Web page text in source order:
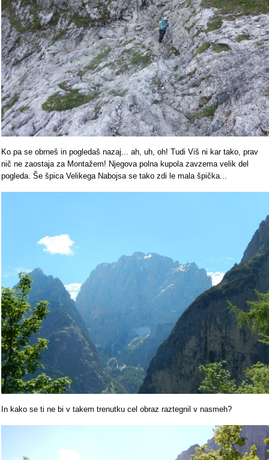
Ko pa se obrneš in pogledaš nazaj... ah, uh, oh! Tudi Viš ni kar tako, prav
nič ne zaostaja za Montažem! Njegova polna kupola zavzema velik del
pogleda. Še špica Velikega Nabojsa se tako zdi le mala špička...
In kako se ti ne bi v takem trenutku cel obraz raztegnil v nasmeh?